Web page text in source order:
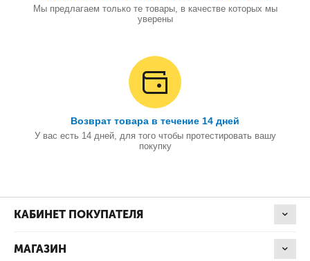
Мы предлагаем только те товары, в качестве которых мы
уверены
Возврат товара в течение 14 дней
У вас есть 14 дней, для того чтобы протестировать вашу
покупку
КАБИНЕТ ПОКУПАТЕЛЯ
МАГАЗИН